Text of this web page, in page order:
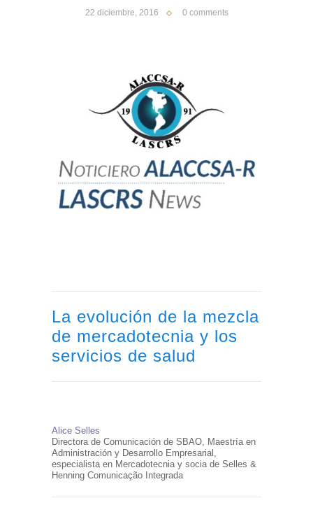
22 diciembre, 2016 0 comments
La evolución de la mezcla
de mercadotecnia y los
servicios de salud
Alice Selles
Directora de Comunicación de SBAO, Maestría en
Administración y Desarrollo Empresarial,
especialista en Mercadotecnia y socia de Selles &
Henning Comunicação Integrada